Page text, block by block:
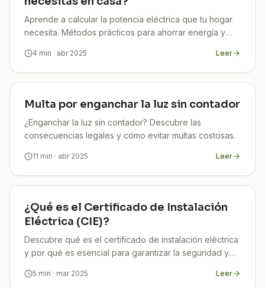
Aprende a calcular la potencia eléctrica que tu hogar
necesita. Métodos prácticos para ahorrar energía y
4 min · abr 2025 Leer
Multa por enganchar la luz sin contador
¿Enganchar la luz sin contador? Descubre las
consecuencias legales y cómo evitar multas costosas.
11 min · abr 2025 Leer
¿Qué es el Certificado de Instalación
Eléctrica (CIE)?
Descubre qué es el certificado de instalación eléctrica
y por qué es esencial para garantizar la seguridad y
5 min · mar 2025 Leer